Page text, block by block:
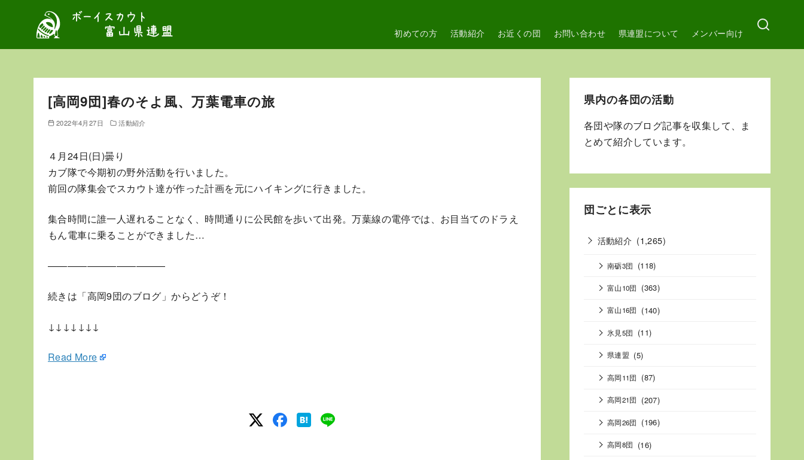
初めての方 活動紹介 お近くの団 お問い合わせ 県連盟について メンバー向け
[高岡9団]春のそよ風、万葉電車の旅
2022年4月27日 活動紹介
４月24日(日)曇り
カブ隊で今期初の野外活動を行いました。
前回の隊集会でスカウト達が作った計画を元にハイキングに行きました。
集合時間に誰一人遅れることなく、時間通りに公民館を歩いて出発。万葉線の電停では、お目当てのドラえ
もん電車に乗ることができました…
————————————
続きは「高岡9団のブログ」からどうぞ！
↓↓↓↓↓↓↓
Read More
県内の各団の活動
各団や隊のブログ記事を収集して、ま
とめて紹介しています。
団ごとに表示
活動紹介 (1,265)
南砺3団 (118)
富山10団 (363)
富山16団 (140)
氷見5団 (11)
県連盟 (5)
高岡11団 (87)
高岡21団 (207)
高岡26団 (196)
高岡8団 (16)